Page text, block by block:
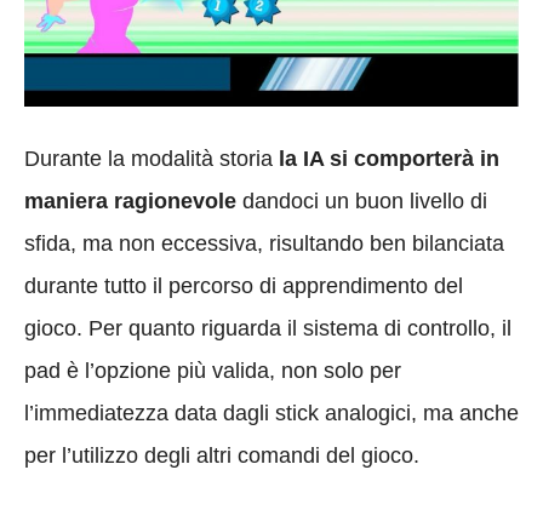
Durante la modalità storia la IA si comporterà in
maniera ragionevole dandoci un buon livello di
sfida, ma non eccessiva, risultando ben bilanciata
durante tutto il percorso di apprendimento del
gioco. Per quanto riguarda il sistema di controllo, il
pad è l’opzione più valida, non solo per
l’immediatezza data dagli stick analogici, ma anche
per l’utilizzo degli altri comandi del gioco.